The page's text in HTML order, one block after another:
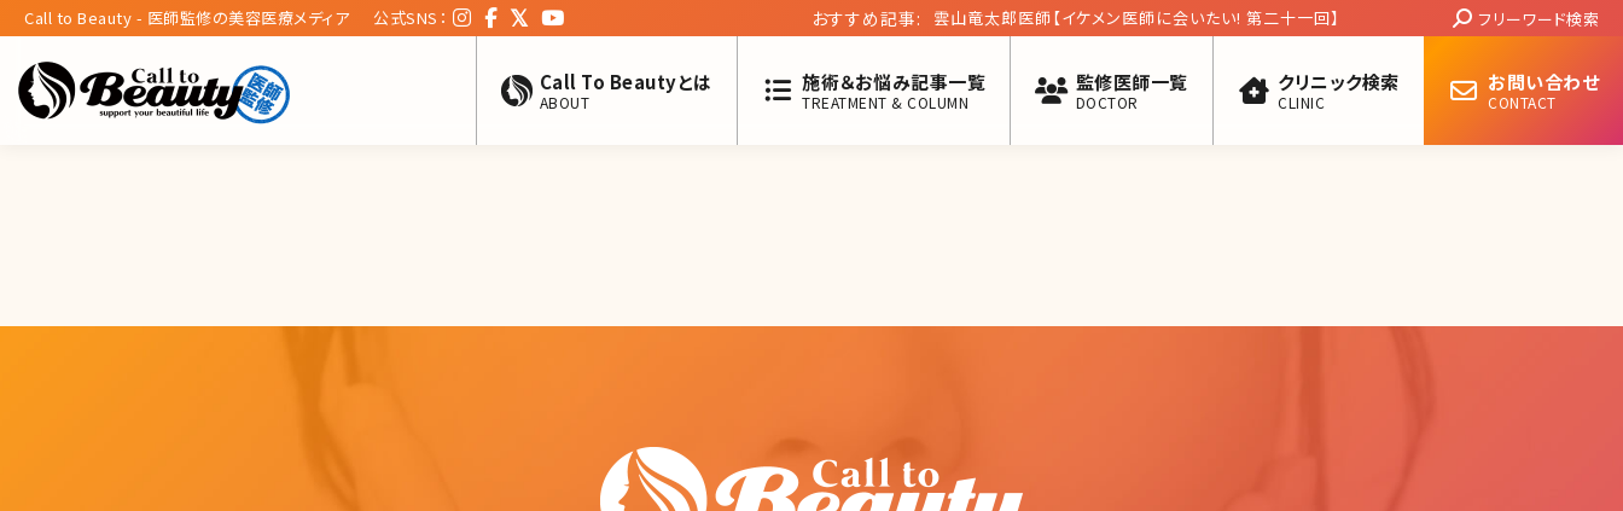
Call to Beauty - 医師監修の美容医療メディア 公式SNS： おすすめ記事: 雲山竜太郎医師【イケメン医師に会いたい! 第二十一回】 Search:
フリーワード検索
Call To Beautyとは
ABOUT
施術＆お悩み記事一覧
TREATMENT & COLUMN
監修医師一覧
DOCTOR
クリニック検索
CLINIC
お問い合わせ
CONTACT